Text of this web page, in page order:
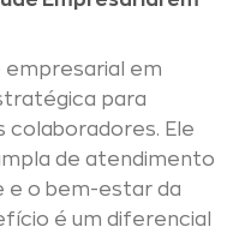
empresarial em
para
colaboradores. Ele
de atendimento
e o bem-estar da
é um diferencial